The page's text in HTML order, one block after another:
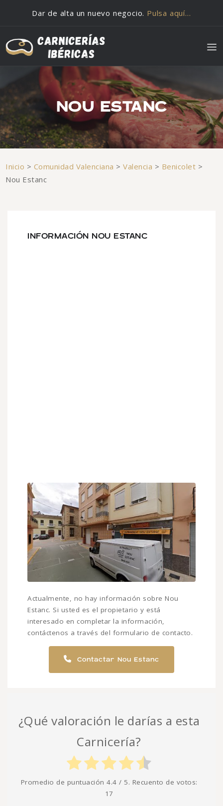
Dar de alta un nuevo negocio. Pulsa aquí…
NOU ESTANC
Inicio > Comunidad Valenciana >Valencia > Benicolet >
Nou Estanc
INFORMACIÓN NOU ESTANC
Actualmente, no hay información sobre Nou
Estanc. Si usted es el propietario y está
interesado en completar la información,
contáctenos a través del formulario de contacto.
Contactar Nou Estanc
¿Qué valoración le darías a esta
Carnicería?
Promedio de puntuación 4.4 / 5. Recuento de votos:
17